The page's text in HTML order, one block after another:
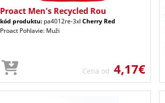
Proact Men's Recycled Rou
kód produktu: pa4012re-3xl Cherry Red
Proact Pohlavie: Muži
Cena od 4,17€